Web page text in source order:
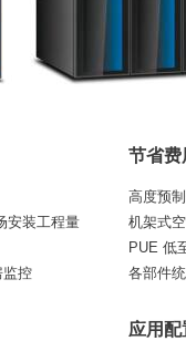
节省费
安装工程量
监控
高度预
机架式
PUE 低
各部件
应用配